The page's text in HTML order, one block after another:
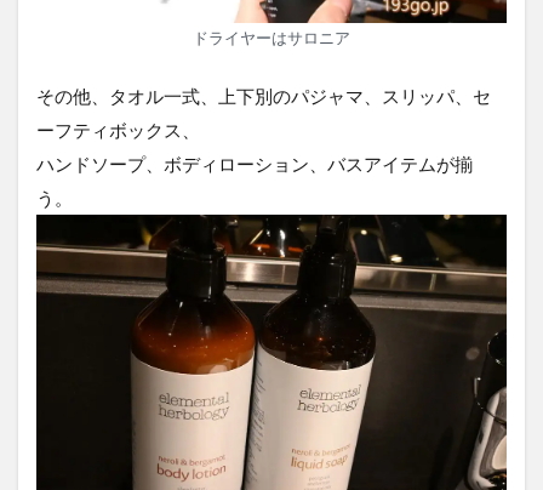
ドライヤーはサロニア
その他、タオル一式、上下別のパジャマ、スリッパ、セ
ーフティボックス、
ハンドソープ、ボディローション、バスアイテムが揃
う。